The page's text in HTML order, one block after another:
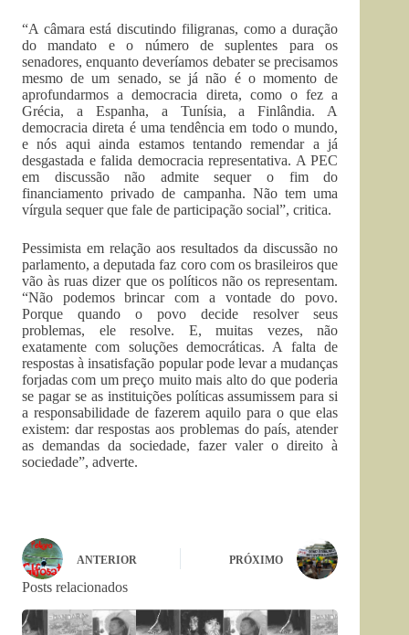
“A câmara está discutindo filigranas, como a duração
do mandato e o número de suplentes para os
senadores, enquanto deveríamos debater se precisamos
mesmo de um senado, se já não é o momento de
aprofundarmos a democracia direta, como o fez a
Grécia, a Espanha, a Tunísia, a Finlândia. A
democracia direta é uma tendência em todo o mundo,
e nós aqui ainda estamos tentando remendar a já
desgastada e falida democracia representativa. A PEC
em discussão não admite sequer o fim do
financiamento privado de campanha. Não tem uma
vírgula sequer que fale de participação social”, critica.
Pessimista em relação aos resultados da discussão no
parlamento, a deputada faz coro com os brasileiros que
vão às ruas dizer que os políticos não os representam.
“Não podemos brincar com a vontade do povo.
Porque quando o povo decide resolver seus
problemas, ele resolve. E, muitas vezes, não
exatamente com soluções democráticas. A falta de
respostas à insatisfação popular pode levar a mudanças
forjadas com um preço muito mais alto do que poderia
se pagar se as instituições políticas assumissem para si
a responsabilidade de fazerem aquilo para o que elas
existem: dar respostas aos problemas do país, atender
as demandas da sociedade, fazer valer o direito à
sociedade”, adverte.
ANTERIOR PRÓXIMO
Posts relacionados